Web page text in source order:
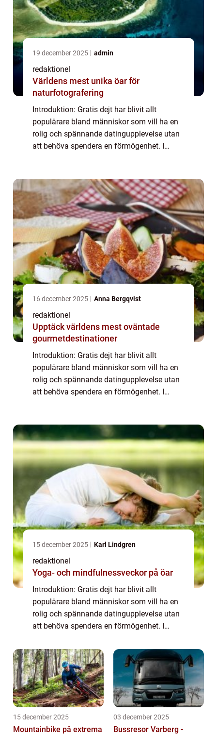
19 december 2025 admin
redaktionel
Världens mest unika öar för
naturfotografering
Introduktion: Gratis dejt har blivit allt
populärare bland människor som vill ha en
rolig och spännande datingupplevelse utan
att behöva spendera en förmögenhet. I
16 december 2025 Anna Bergqvist
redaktionel
Upptäck världens mest oväntade
gourmetdestinationer
Introduktion: Gratis dejt har blivit allt
populärare bland människor som vill ha en
rolig och spännande datingupplevelse utan
att behöva spendera en förmögenhet. I
15 december 2025 Karl Lindgren
redaktionel
Yoga- och mindfulnessveckor på öar
Introduktion: Gratis dejt har blivit allt
populärare bland människor som vill ha en
rolig och spännande datingupplevelse utan
att behöva spendera en förmögenhet. I
översikt över gratis dejt, presentera olika...
15 december 2025
Mountainbike på extrema
03 december 2025
Bussresor Varberg -